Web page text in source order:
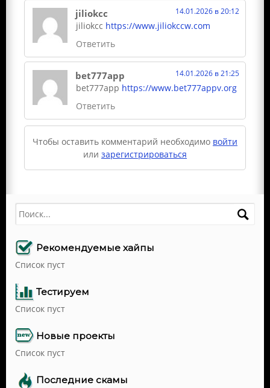
jiliokcc 14.01.2026 в 20:12
jiliokcc https://www.jiliokccw.com
Ответить
bet777app 14.01.2026 в 21:25
bet777app https://www.bet777appv.org
Ответить
Чтобы оставить комментарий необходимо войти
или зарегистрироваться
Поиск
Рекомендуемые хайпы
Список пуст
Тестируем
Список пуст
Новые проекты
Список пуст
Последние скамы